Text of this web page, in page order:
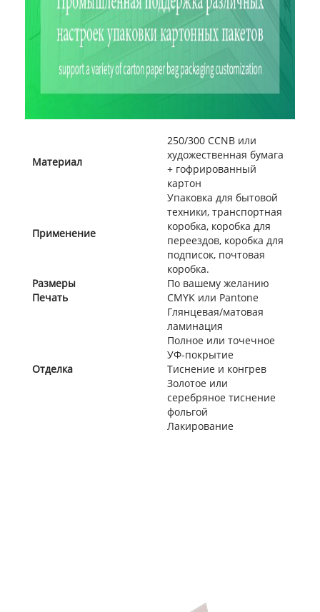
Материал
250/300 CCNB или
художественная бумага
+ гофрированный
картон
Применение
Упаковка для бытовой
техники, транспортная
коробка, коробка для
переездов, коробка для
подписок, почтовая
коробка.
Размеры
По вашему желанию
Печать
CMYK или Pantone
Отделка
Глянцевая/матовая
ламинация
Полное или точечное
УФ-покрытие
Тиснение и конгрев
Золотое или
серебряное тиснение
фольгой
Лакирование